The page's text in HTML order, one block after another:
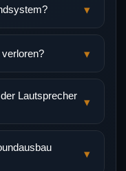
▾
▾
Lautsprecher ▾
▾